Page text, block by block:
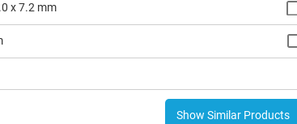
x 7.2 mm
Show Similar Products